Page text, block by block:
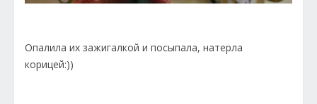
Опалила их зажигалкой и посыпала, натерла
корицей:))